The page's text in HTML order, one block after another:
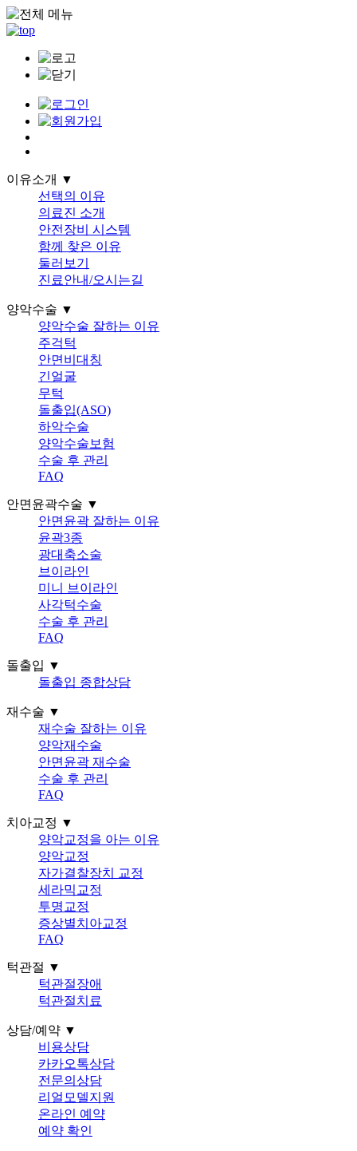
이유소개 ▼
선택의 이유
의료진 소개
안전장비 시스템
함께 찾은 이유
둘러보기
진료안내/오시는길
양악수술 ▼
양악수술 잘하는 이유
주걱턱
안면비대칭
긴얼굴
무턱
돌출입(ASO)
하악수술
양악수술보험
수술 후 관리
FAQ
안면윤곽수술 ▼
안면윤곽 잘하는 이유
윤곽3종
광대축소술
브이라인
미니 브이라인
사각턱수술
수술 후 관리
FAQ
돌출입 ▼
돌출입 종합상담
재수술 ▼
재수술 잘하는 이유
양악재수술
안면윤곽 재수술
수술 후 관리
FAQ
치아교정 ▼
양악교정을 아는 이유
양악교정
자가결찰장치 교정
세라믹교정
투명교정
증상별치아교정
FAQ
턱관절 ▼
턱관절장애
턱관절치료
상담/예약 ▼
비용상담
카카오톡상담
전문의상담
리얼모델지원
온라인 예약
예약 확인